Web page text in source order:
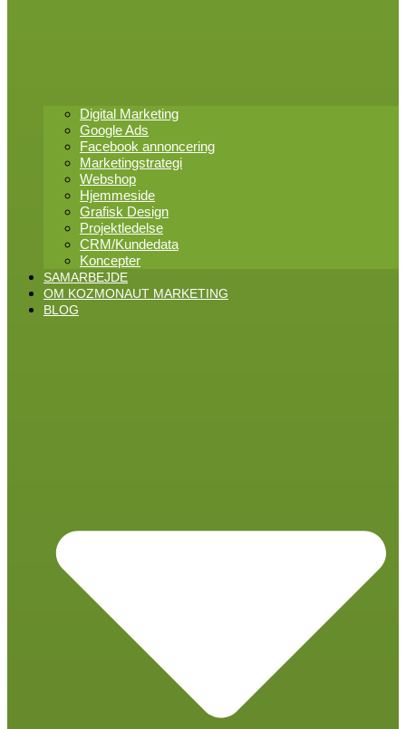
Digital Marketing
Google Ads
Facebook annoncering
Marketingstrategi
Webshop
Hjemmeside
Grafisk Design
Projektledelse
CRM/Kundedata
Koncepter
SAMARBEJDE
OM KOZMONAUT MARKETING
BLOG